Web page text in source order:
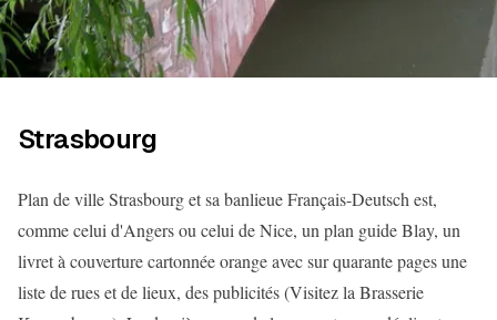
Strasbourg
Plan de ville Strasbourg et sa banlieue Français-Deutsch est,
comme celui d'Angers ou celui de Nice, un plan guide Blay, un
livret à couverture cartonnée orange avec sur quarante pages une
liste de rues et de lieux, des publicités (Visitez la Brasserie